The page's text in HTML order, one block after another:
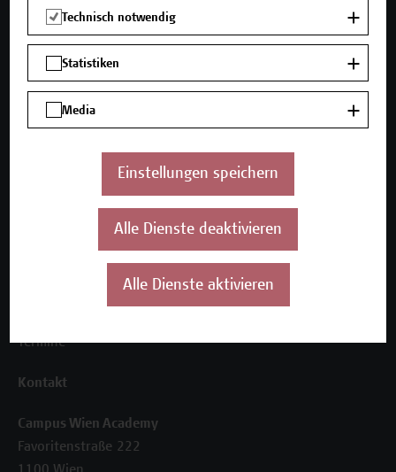
Mehr Infos gewünscht?
Unser Angebot
Inhouse-Weiterbildung
Die Campus Wien Academy
Termine
Kontakt
Campus Wien Academy
Favoritenstraße 222
Technisch notwendig
Statistiken
Media
Einstellungen speichern
Alle Dienste deaktivieren
Alle Dienste aktivieren